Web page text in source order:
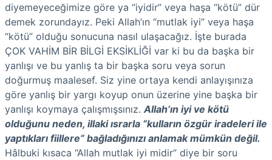
diyemeyeceğimize göre ya “iyidir” veya haşa “kötü” dür
demek zorundayız. Peki Allah’ın “mutlak iyi” veya haşa
“kötü” olduğu sonucuna nasıl ulaşacağız. İşte burada
ÇOK VAHİM BİR BİLGİ EKSİKLİĞİ var ki bu da başka bir
yanlışı ve bu yanlış ta bir başka soru veya sorun
doğurmuş maalesef. Siz yine ortaya kendi anlayışınıza
göre yanlış bir yargı koyup onun üzerine yine başka bir
yanlışı koymaya çalışmışsınız. Allah’ın iyi ve kötü
olduğunu neden, illaki ısrarla “kulların özgür iradeleri ile
yaptıkları fiillere” bağladığınızı anlamak mümkün değil.
Hâlbuki kısaca “Allah mutlak iyi midir” diye bir soru